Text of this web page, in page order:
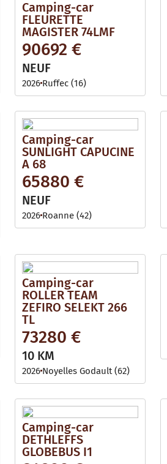
Camping-car
FLEURETTE
MAGISTER 74LMF
90692 €
NEUF
2026 Ruffec (16)
Camping-car
SUNLIGHT CAPUCINE
A 68
65880 €
NEUF
2026 Roanne (42)
Camping-car
ROLLER TEAM
ZEFIRO SELEKT 266
TL
73280 €
10 KM
2026 Noyelles Godault (62)
Camping-car
DETHLEFFS
GLOBEBUS I1